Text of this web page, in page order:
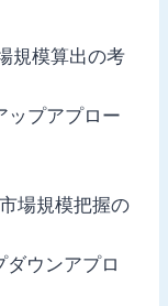
規模算出の考
ップアプロー
場規模把握の
ウンアプロ